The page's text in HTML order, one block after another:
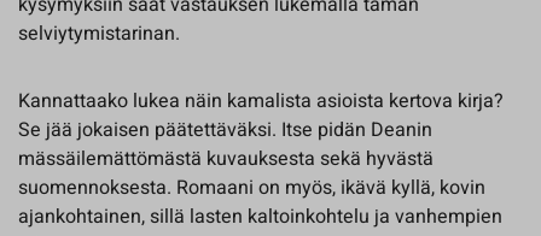
selviytymistarinan.
Kannattaako lukea näin kamalista asioista kertova kirja?
Se jää jokaisen päätettäväksi. Itse pidän Deanin
mässäilemättömästä kuvauksesta sekä hyvästä
suomennoksesta. Romaani on myös, ikävä kyllä, kovin
ajankohtainen, sillä lasten kaltoinkohtelu ja vanhempien